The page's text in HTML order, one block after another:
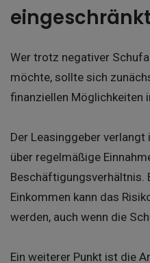
Wer trotz negativer
möchte, sollte sich
finanziellen Möglichkeiten
Der Leasinggeber verlangt
über regelmäßige
Beschäftigungsverhältnis.
Einkommen kann das
werden, auch wenn die
Ein weiterer Punkt ist die